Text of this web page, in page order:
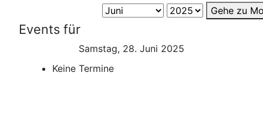
Gehe zu
Events für
Samstag, 28. Juni 2025
Keine Termine